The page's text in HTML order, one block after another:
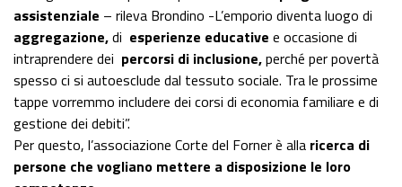
assistenziale – rileva Brondino -L’emporio diventa luogo di
aggregazione,di esperienze educative e occasione di
intraprendere dei percorsi di inclusione,perché per povertà
spesso ci si autoesclude dal tessuto sociale. Tra le prossime
tappe vorremmo includere dei corsi di economia familiare e di
gestione dei debiti”.
Per questo, l’associazione Corte del Forner è alla ricerca di
persone che vogliano mettere a disposizione le loro